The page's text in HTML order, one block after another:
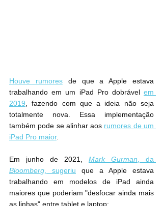
Houve rumores de que a Apple estava
trabalhando em um iPad Pro dobrável em
2019, fazendo com que a ideia não seja
totalmente nova. Essa implementação
também pode se alinhar aos rumores de um
iPad Pro maior.
Em junho de 2021, Mark Gurman
Bloomberg, sugeriu que a Apple estava
trabalhando em modelos de iPad ainda
maiores que poderiam "desfocar ainda mais
as linhas" entre tablet e laptop: